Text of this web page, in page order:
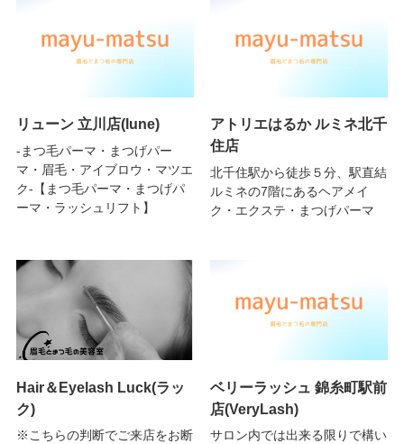
リューン 立川店(lune)
-まつ毛パーマ・まつげパー
マ・眉毛・アイブロウ・マツエ
ク-【まつ毛パーマ・まつげパ
ーマ・ラッシュリフト】
アトリエはるか ルミネ北千
住店
北千住駅から徒歩５分、駅直結
ルミネの7階にあるヘアメイ
ク・エクステ・まつげパーマ
Hair＆Eyelash Luck(ラッ
ク)
※こちらの判断でご来店をお断
ベリーラッシュ 錦糸町駅前
店(VeryLash)
サロン内では出来る限りで構い